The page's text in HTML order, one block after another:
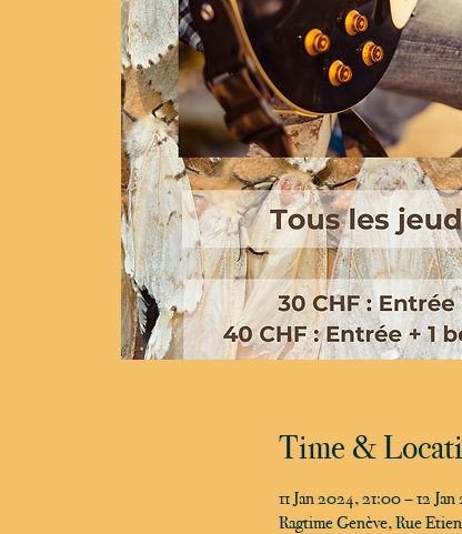
Time &
11 Jan 2024, 21:00 – 12
Ragtime Genève, Rue